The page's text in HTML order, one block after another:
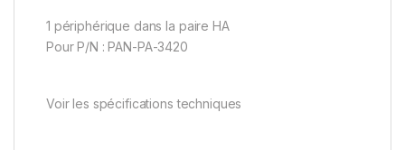
1 périphérique dans la paire HA
Pour P/N : PAN-PA-3420
Voir les spécifications techniques